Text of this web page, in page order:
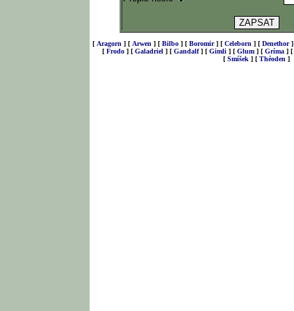
[ Aragorn ] [ Arwen ] [ Bilbo] [ Boromir] [ Celeborn ] [ Denethor]
[ Frodo ] [ Galadriel ] [ Gandalf] [ Gimli ] [ Glum ] [ Gríma ] [
[ Smíšek ] [ Théoden ]